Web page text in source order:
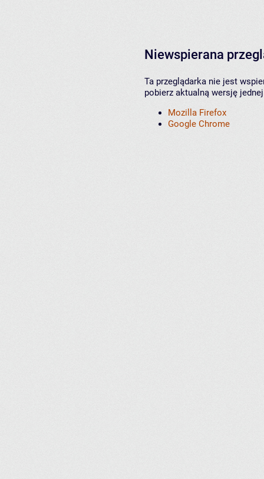
Niewspierana
Ta przeglądarka nie jest
pobierz aktualną wersję
Mozilla Firefox
Google Chrome